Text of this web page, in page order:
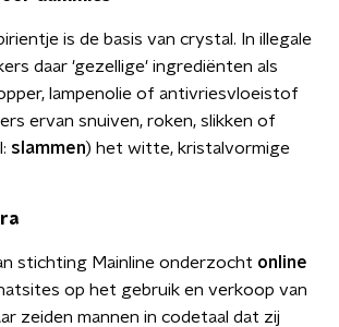
is de basis van crystal. In illegale
daar 'gezellige' ingrediënten als
lampenolie of antivriesvloeistof
ervan snuiven, roken, slikken of
slammen) het witte, kristalvormige
stichting Mainline onderzocht online
op het gebruik en verkoop van
zeiden mannen in codetaal dat zij